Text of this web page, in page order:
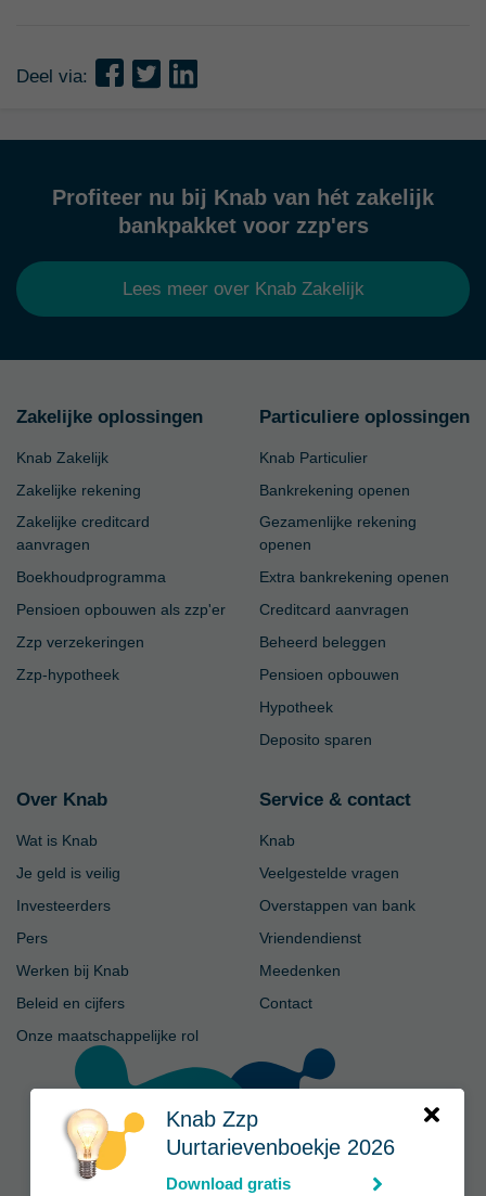
Deel via:
Knab Zzp
Uurtarievenboekje 2026
Download gratis
Profiteer nu bij Knab van hét zakelijk
bankpakket voor zzp'ers
Lees meer over Knab Zakelijk
Zakelijke oplossingen
Knab Zakelijk
Zakelijke rekening
Zakelijke creditcard
aanvragen
Boekhoudprogramma
Pensioen opbouwen als zzp'er
Zzp verzekeringen
Zzp-hypotheek
Particuliere oplossingen
Knab Particulier
Bankrekening openen
Gezamenlijke rekening
openen
Extra bankrekening openen
Creditcard aanvragen
Beheerd beleggen
Pensioen opbouwen
Hypotheek
Deposito sparen
Over Knab
Wat is Knab
Je geld is veilig
Investeerders
Pers
Werken bij Knab
Beleid en cijfers
Onze maatschappelijke rol
Service & contact
Knab
Veelgestelde vragen
Overstappen van bank
Vriendendienst
Meedenken
Contact